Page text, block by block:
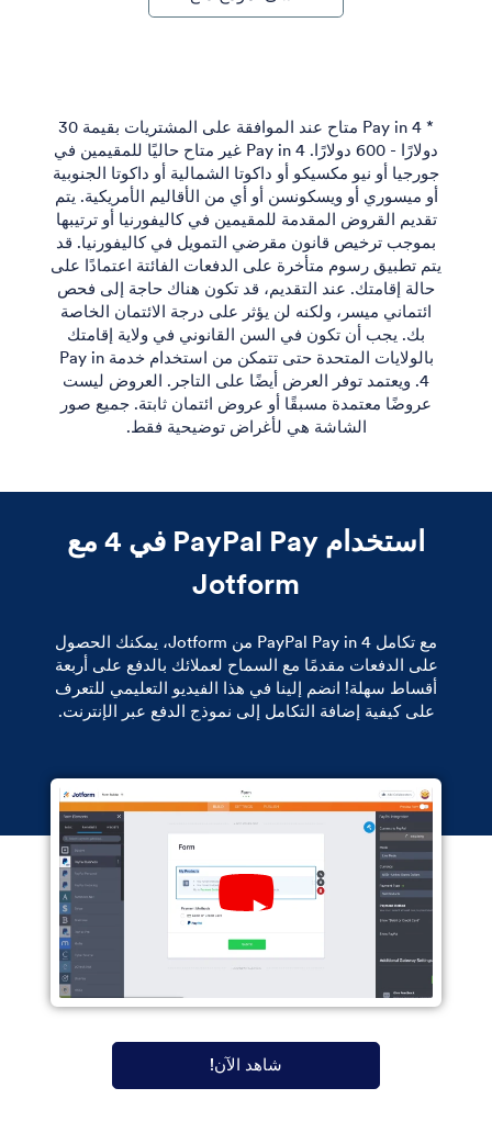
* Pay in 4 متاح عند الموافقة على المشتريات بقيمة 30
دولارًا - 600 دولارًا. Pay in 4 غير متاح حاليًا للمقيمين في
جورجيا أو نيو مكسيكو أو داكوتا الشمالية أو داكوتا الجنوبية
أو ميسوري أو ويسكونسن أو أي من الأقاليم الأمريكية. يتم
تقديم القروض المقدمة للمقيمين في كاليفورنيا أو ترتيبها
بموجب ترخيص قانون مقرضي التمويل في كاليفورنيا. قد
يتم تطبيق رسوم متأخرة على الدفعات الفائتة اعتمادًا على
حالة إقامتك. عند التقديم، قد تكون هناك حاجة إلى فحص
ائتماني ميسر، ولكنه لن يؤثر على درجة الائتمان الخاصة
بك. يجب أن تكون في السن القانوني في ولاية إقامتك
بالولايات المتحدة حتى تتمكن من استخدام خدمة Pay in
4. ويعتمد توفر العرض أيضًا على التاجر. العروض ليست
عروضًا معتمدة مسبقًا أو عروض ائتمان ثابتة. جميع صور
الشاشة هي لأغراض توضيحية فقط.
استخدام PayPal Pay في 4 مع
Jotform
مع تكامل PayPal Pay in 4 من Jotform، يمكنك الحصول
على الدفعات مقدمًا مع السماح لعملائك بالدفع على أربعة
أقساط سهلة! انضم إلينا في هذا الفيديو التعليمي للتعرف
على كيفية إضافة التكامل إلى نموذج الدفع عبر الإنترنت.
YouTube
شاهد الآن!